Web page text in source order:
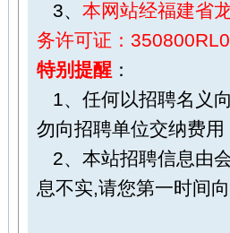
3、 本网站经福建省
务许可证：
特别提醒 ：
1、任何以招聘名义
勿向招聘单位交纳费
2、本站招聘信息由
息不实,请您第一时间